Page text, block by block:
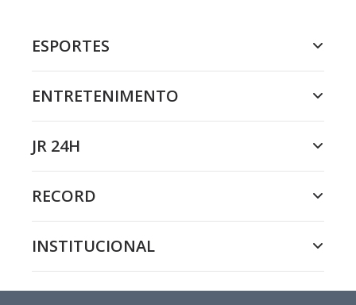
ESPORTES
ENTRETENIMENTO
JR 24H
RECORD
INSTITUCIONAL